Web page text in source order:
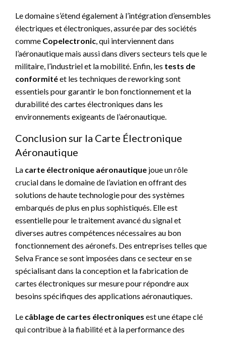
Le domaine s’étend également à l’intégration d’ensembles
électriques et électroniques, assurée par des sociétés
comme Copelectronic, qui interviennent dans
l’aéronautique mais aussi dans divers secteurs tels que le
militaire, l’industriel et la mobilité. Enfin, les tests de
conformitéet les techniques de reworking sont
essentiels pour garantir le bon fonctionnement et la
durabilité des cartes électroniques dans les
environnements exigeants de l’aéronautique.
Conclusion sur la Carte Électronique
Aéronautique
La carte électronique aéronautique joue un rôle
crucial dans le domaine de l’aviation en offrant des
solutions de haute technologie pour des systèmes
embarqués de plus en plus sophistiqués. Elle est
essentielle pour le traitement avancé du signal et
diverses autres compétences nécessaires au bon
fonctionnement des aéronefs. Des entreprises telles que
Selva France se sont imposées dans ce secteur en se
spécialisant dans la conception et la fabrication de
cartes électroniques sur mesure pour répondre aux
besoins spécifiques des applications aéronautiques.
Le câblage de cartes électroniques est une étape clé
qui contribue à la fiabilité et à la performance des